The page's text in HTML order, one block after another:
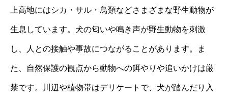
上高地にはシカ・サル・鳥類などさまざまな野生動物が
生息しています。犬の匂いや鳴き声が野生動物を刺激
し、人との接触や事故につながることがあります。ま
た、自然保護の観点から動物への餌やりや追いかけは厳
禁です。川辺や植物帯はデリケートで、犬が踏んだり入